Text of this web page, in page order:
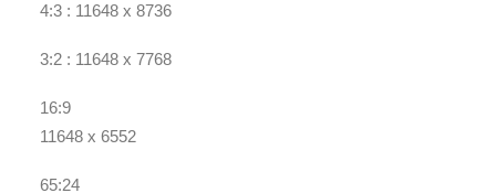
4:3 : 11648 x 8736
3:2 : 11648 x 7768
16:9
11648 x 6552
65:24